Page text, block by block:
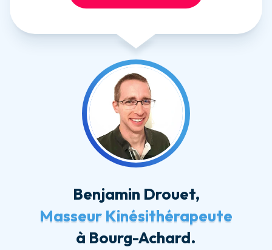
aller sur la page de Benjamin
Benjamin Drouet,
Masseur Kinésithérapeute
à Bourg-Achard.